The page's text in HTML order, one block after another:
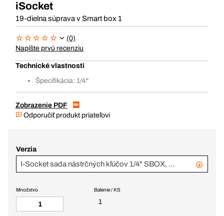
iSocket
19-dielna súprava v Smart box 1
(0)
Napíšte prvú recenziu
Technické vlastnosti
Špecifikácia: 1/4"
Zobrazenie PDF
Odporučiť produkt priateľovi
Verzia
I-Socket sada nástrčných kľúčov 1/4" SBOX, 17-dielna s račňou 60 Z
Balenie / KS
1
Množstvo